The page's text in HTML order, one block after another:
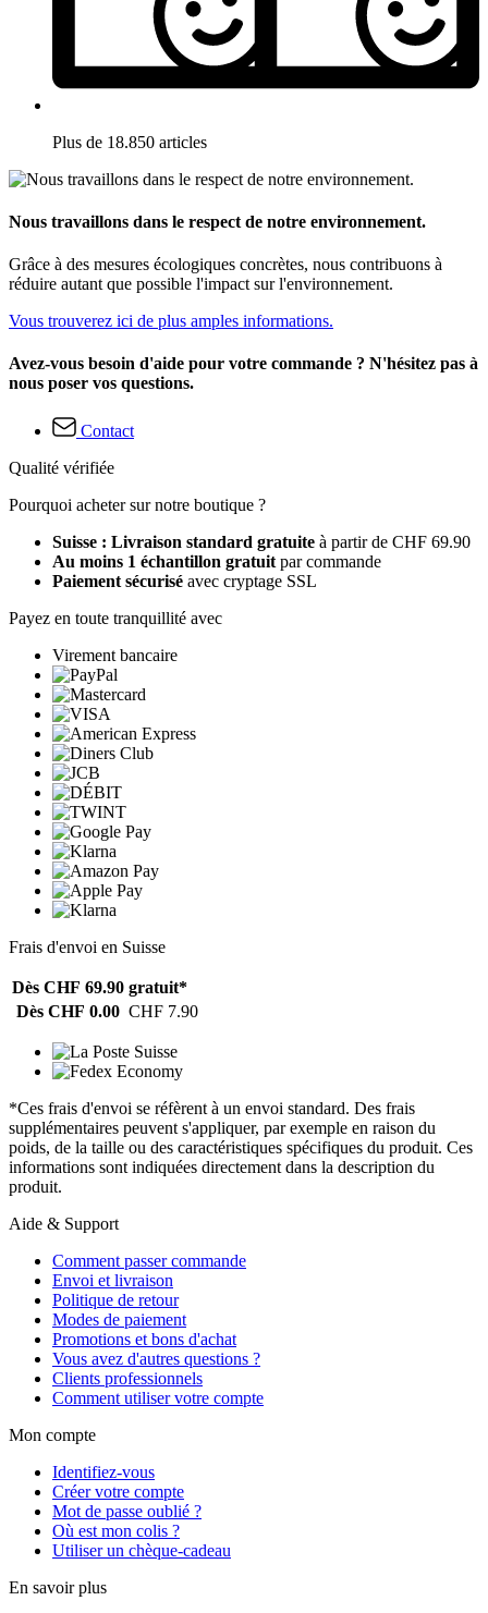
Plus de 18.850 articles
Nous travaillons dans le respect de notre environnement.
Grâce à des mesures écologiques concrètes, nous contribuons à
réduire autant que possible l'impact sur l'environnement.
Vous trouverez ici de plus amples informations.
Avez-vous besoin d'aide pour votre commande ? N'hésitez pas à
nous poser vos questions.
Contact
Qualité vérifiée
Pourquoi acheter sur notre boutique ?
Suisse : Livraison standard gratuite à partir de CHF 69.90
Au moins 1 échantillon gratuit par commande
Paiement sécurisé avec cryptage SSL
Payez en toute tranquillité avec
Virement bancaire
Frais d'envoi en Suisse
Dès CHF 69.90 gratuit*
Dès CHF 0.00 CHF 7.90
*Ces frais d'envoi se réfèrent à un envoi standard. Des frais
supplémentaires peuvent s'appliquer, par exemple en raison du
poids, de la taille ou des caractéristiques spécifiques du produit. Ces
informations sont indiquées directement dans la description du
produit.
Aide & Support
Comment passer commande
Envoi et livraison
Politique de retour
Modes de paiement
Promotions et bons d'achat
Vous avez d'autres questions ?
Clients professionnels
Comment utiliser votre compte
Mon compte
Identifiez-vous
Créer votre compte
Mot de passe oublié ?
Où est mon colis ?
Utiliser un chèque-cadeau
En savoir plus